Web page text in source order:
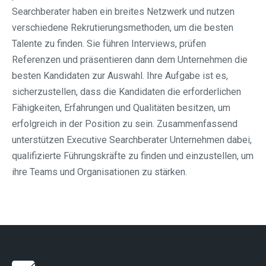
Searchberater haben ein breites Netzwerk und nutzen
verschiedene Rekrutierungsmethoden, um die besten
Talente zu finden. Sie führen Interviews, prüfen
Referenzen und präsentieren dann dem Unternehmen die
besten Kandidaten zur Auswahl. Ihre Aufgabe ist es,
sicherzustellen, dass die Kandidaten die erforderlichen
Fähigkeiten, Erfahrungen und Qualitäten besitzen, um
erfolgreich in der Position zu sein. Zusammenfassend
unterstützen Executive Searchberater Unternehmen dabei,
qualifizierte Führungskräfte zu finden und einzustellen, um
ihre Teams und Organisationen zu stärken.